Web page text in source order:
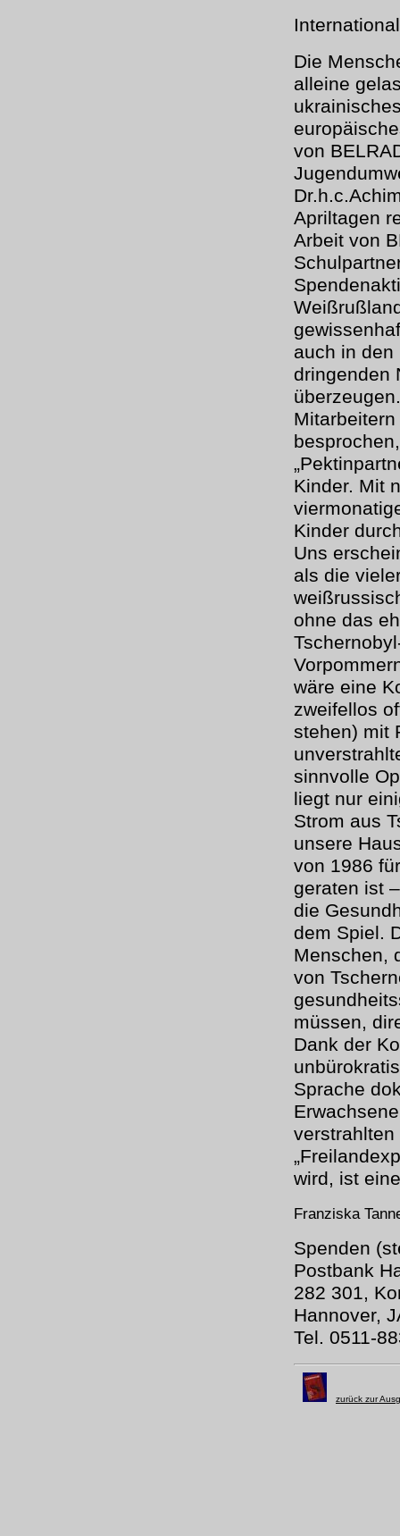
Die
alleine
von
Apriltagen
Arbeit von
auch in den
dringenden
Kinder. Mit
Kinder
Uns
als die
ohne das
wäre eine
zweifellos
stehen) mit
sinnvolle
liegt nur
Strom aus
unsere
von 1986
geraten ist
die
dem Spiel.
Menschen,
von
müssen,
Dank der
Sprache
wird, ist
Franziska
Spenden
Postbank
282 301,
Hannover,
Tel. 0511-
zurück zur